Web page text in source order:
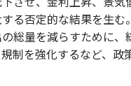
る否定的な結果を生む
総量を減らすために、
制を強化するなど、政